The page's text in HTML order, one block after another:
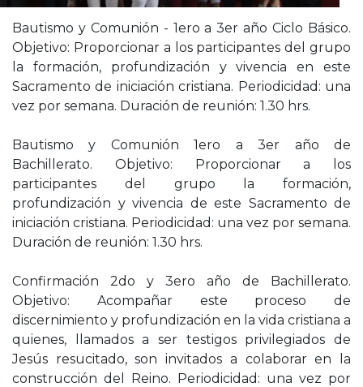
Bautismo y Comunión - 1ero a 3er año Ciclo Básico.
Objetivo: Proporcionar a los participantes del grupo
la formación, profundización y vivencia en este
Sacramento de iniciación cristiana. Periodicidad: una
vez por semana. Duración de reunión: 1.30 hrs.
Bautismo y Comunión 1ero a 3er año de
Bachillerato. Objetivo: Proporcionar a los
participantes del grupo la formación,
profundización y vivencia de este Sacramento de
iniciación cristiana. Periodicidad: una vez por semana.
Duración de reunión: 1.30 hrs.
Confirmación 2do y 3ero año de Bachillerato.
Objetivo: Acompañar este proceso de
discernimiento y profundización en la vida cristiana a
quienes, llamados a ser testigos privilegiados de
Jesús resucitado, son invitados a colaborar en la
construcción del Reino. Periodicidad: una vez por